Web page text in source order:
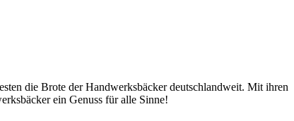
die Brote der Handwerksbäcker deutschlandweit. Mit ihren
ein Genuss für alle Sinne!